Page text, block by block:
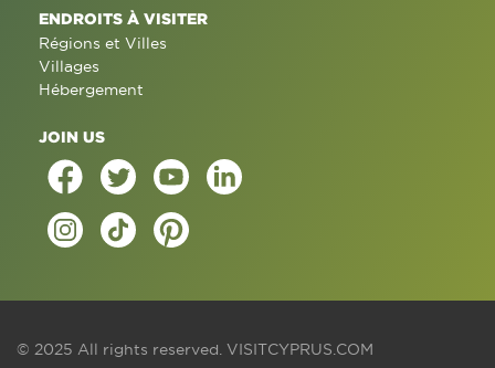
ENDROITS À VISITER
Régions et Villes
Villages
Hébergement
JOIN US
© 2025 All rights reserved. VISITCYPRUS.COM